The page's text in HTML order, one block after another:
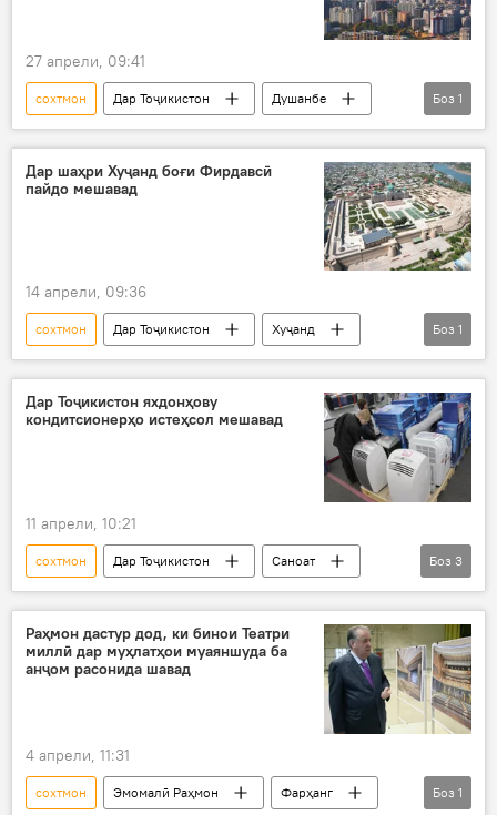
27 апрели, 09:41
сохтмон Дар Тоҷикистон
Душанбе
омор
Боз 1
Дар шаҳри Хуҷанд боғи Фирдавсӣ
пайдо мешавад
14 апрели, 09:36
сохтмон Дар Тоҷикистон
Хуҷанд
шаҳр
Боз 1
Дар Тоҷикистон яхдонҳову
кондитсионерҳо истеҳсол мешавад
11 апрели, 10:21
сохтмон Дар Тоҷикистон
Саноат
коргоҳ
Узбекистон истеҳсол
Боз 3
Раҳмон дастур дод, ки бинои Театри
миллӣ дар муҳлатҳои муаяншуда ба
анҷом расонида шавад
4 апрели, 11:31
сохтмон Эмомалӣ Раҳмон
Фарҳанг
Боз 1